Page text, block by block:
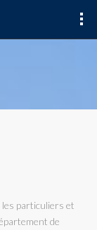
les particuliers et
de